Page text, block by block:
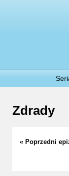
Zdrady
« Poprzedni